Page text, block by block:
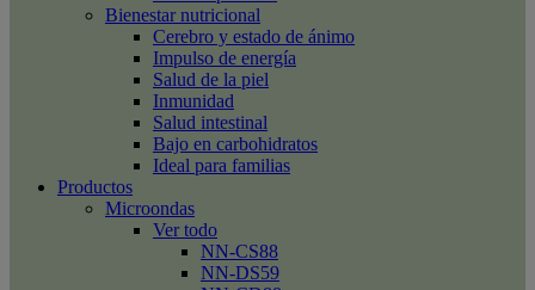
Bienestar nutricional
Cerebro y estado de ánimo
Impulso de energía
Salud de la piel
Inmunidad
Salud intestinal
Bajo en carbohidratos
Ideal para familias
Productos
Microondas
Ver todo
NN-CS88
NN-DS59